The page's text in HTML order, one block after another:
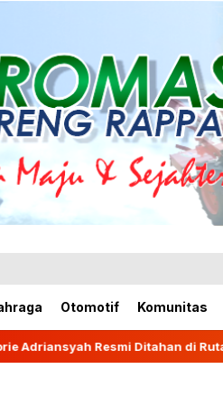
Otomotif Komunitas
di Rutan KPK